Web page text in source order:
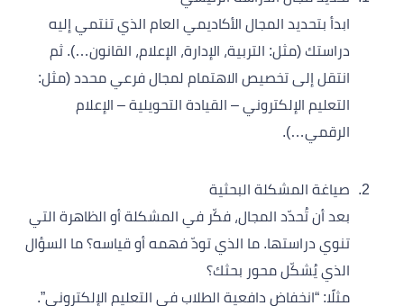
ابدأ بتحديد المجال الأكاديمي العام الذي تنتمي إليه
دراستك (مثل: التربية، الإدارة، الإعلام، القانون…). ثم
انتقل إلى تخصيص الاهتمام لمجال فرعي محدد (مثل:
التعليم الإلكتروني – القيادة التحويلية – الإعلام
الرقمي…).
صياغة المشكلة البحثية
بعد أن تُحدّد المجال، فكّر في المشكلة أو الظاهرة التي
تنوي دراستها. ما الذي تودّ فهمه أو قياسه؟ ما السؤال
الذي يُشكّل محور بحثك؟
مثلًا: “انخفاض دافعية الطلاب في التعليم الإلكتروني”.